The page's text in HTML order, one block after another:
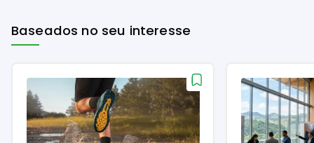
Baseados no seu interesse